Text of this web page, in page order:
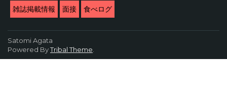
雑誌掲載情報 面接 食べログ
Satomi Agata
Powered ByTribal Theme